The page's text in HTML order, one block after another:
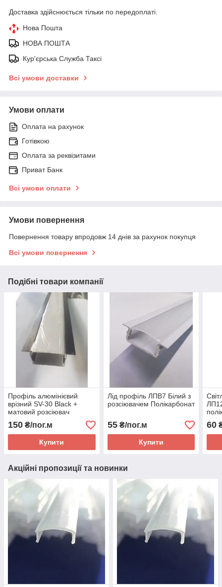
Доставка здійснюється тільки по передоплаті.
Нова Пошта
НОВА ПОШТА
Кур'єрська Служба Таксі
Всі умови доставки
Умови оплати
Оплата на рахунок
Готівкою
Оплата за реквізитами
Приват Банк
Всі умови оплати
Умови повернення
Повернення товару впродовж 14 днів за рахунок покупця
Всі умови повернення
Подібні товари компанії
Профіль алюмінієвий
врізний SV-30 Black +
матовий розсіювач
150 ₴/пог.м
Купити
Лід профіль ЛПВ7 Білий з
розсіювачем Полікарбонат
55₴/пог.м
Купити
60
Акційні пропозиції та новинки